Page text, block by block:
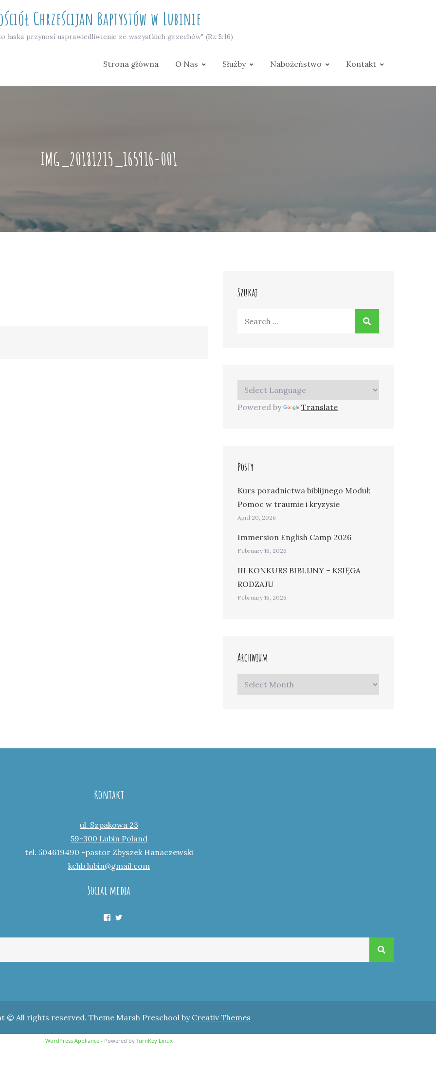
Chrześcijan Baptystów w Lubinie
łaska przynosi usprawiedliwienie ze wszystkich grzechów" (Rz 5:16)
Strona główna O Nas Służby Nabożeństwo Kontakt
IMG_20181215_165916-001
Szukaj
Powered by Translate
Posty
Kurs poradnictwa biblijnego Moduł:
Pomoc w traumie i kryzysie
April 20, 2026
Immersion English Camp 2026
February 16, 2026
III KONKURS BIBLIJNY – KSIĘGA
RODZAJU
February 16, 2026
Archwium
Archwium
Kontakt
ul. Szpakowa 23
59-300 Lubin Poland
tel. 504619490 -pastor Zbyszek Hanaczewski
kchb.lubin@gmail.com
Social media
Facebook
© All rights reserved. Theme Marsh Preschool by Creativ Themes
WordPress Appliance - Powered by TurnKey Linux